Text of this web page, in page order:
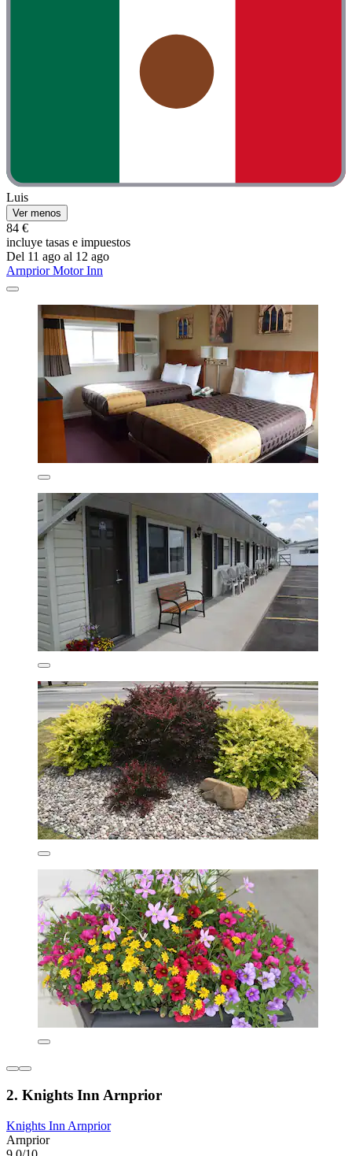
Luis
Ver menos
84 €
incluye tasas e impuestos
Del 11 ago al 12 ago
Arnprior Motor Inn
2. Knights Inn Arnprior
Knights Inn Arnprior
Arnprior